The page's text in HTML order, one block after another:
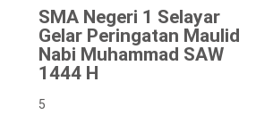
SMA Negeri 1 Selayar
Gelar Peringatan Maulid
Nabi Muhammad SAW
1444 H
5